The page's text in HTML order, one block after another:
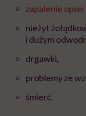
zapalenie
nieżyt
i dużym
drgawki,
problemy ze
śmierć.